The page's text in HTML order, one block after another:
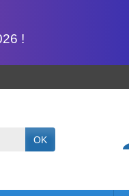
!
OK